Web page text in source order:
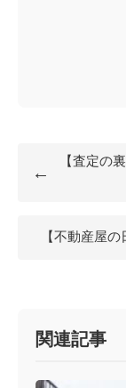
←
【査定の
【不動産屋
関連記事